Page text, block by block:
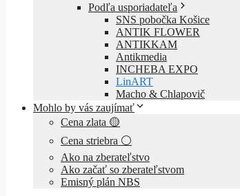
Podľa usporiadateľa
SNS pobočka Košice
ANTIK FLOWER
ANTIKKAM
Antikmedia
INCHEBA EXPO
LinART
Macho & Chlapovič
Mohlo by vás zaujímať
Cena zlata 🟡
Cena striebra ⚪
Ako na zberateľstvo
Ako začať so zberateľstvom
Emisný plán NBS